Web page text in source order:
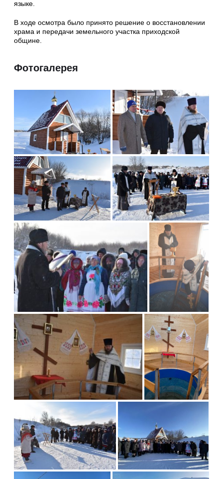
языке.
В ходе осмотра было принято решение о восстановлении
храма и передачи земельного участка приходской
общине.
Фотогалерея